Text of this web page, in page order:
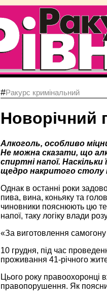
#Ракурс кримінальний
Новорічний
Алкоголь, особливо
Не можна сказати, що
спиртні напої.
щедро накритого столу
Однак в останні роки
пива, вина, коньяку та
чиновники пояснюють цю
напої, таку логіку влади
«За виготовлення
10 грудня, під час
проживання 41-річного
Цього року правоохоронці
правопорушення. Як